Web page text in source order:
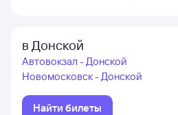
в Донской
Автовокзал - Донской
Новомосковск - Донской
Найти билеты